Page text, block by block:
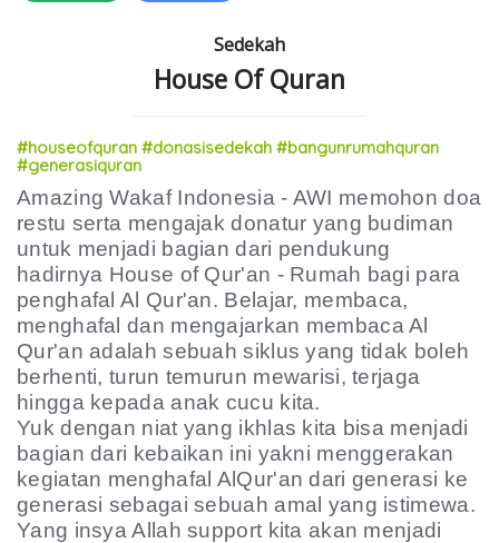
Sedekah
House Of Quran
#houseofquran #donasisedekah #bangunrumahquran
#generasiquran
Amazing Wakaf Indonesia - AWI memohon doa
restu serta mengajak donatur yang budiman
untuk menjadi bagian dari pendukung
hadirnya House of Qur'an - Rumah bagi para
penghafal Al Qur'an. Belajar, membaca,
menghafal dan mengajarkan membaca Al
Qur'an adalah sebuah siklus yang tidak boleh
berhenti, turun temurun mewarisi, terjaga
hingga kepada anak cucu kita.
Yuk dengan niat yang ikhlas kita bisa menjadi
bagian dari kebaikan ini yakni menggerakan
kegiatan menghafal AlQur'an dari generasi ke
generasi sebagai sebuah amal yang istimewa.
Yang insya Allah support kita akan menjadi